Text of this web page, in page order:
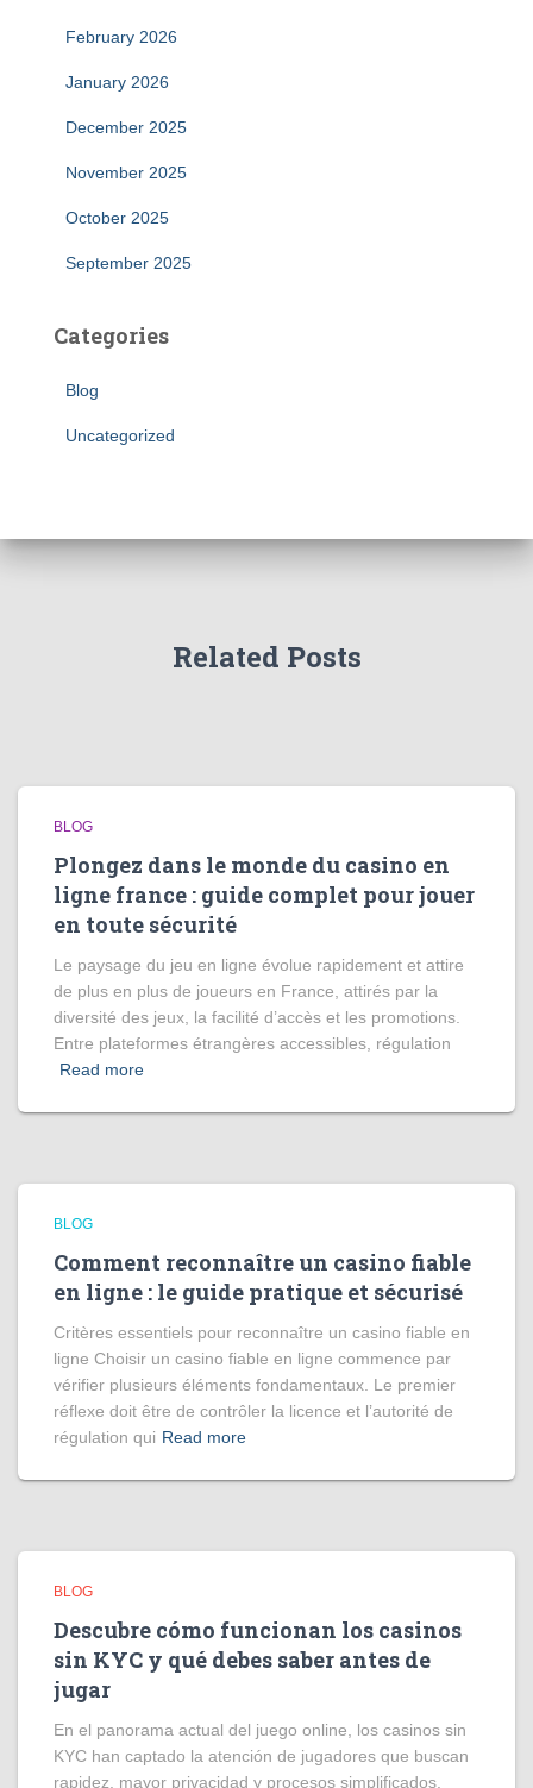
February 2026
January 2026
December 2025
November 2025
October 2025
September 2025
Categories
Blog
Uncategorized
Related Posts
BLOG
Plongez dans le monde du casino en
ligne france : guide complet pour jouer
en toute sécurité
Le paysage du jeu en ligne évolue rapidement et attire
de plus en plus de joueurs en France, attirés par la
diversité des jeux, la facilité d’accès et les promotions.
Entre plateformes étrangères accessibles, régulation
Read more
BLOG
Comment reconnaître un casino fiable
en ligne : le guide pratique et sécurisé
Critères essentiels pour reconnaître un casino fiable en
ligne Choisir un casino fiable en ligne commence par
vérifier plusieurs éléments fondamentaux. Le premier
réflexe doit être de contrôler la licence et l’autorité de
régulation qui Read more
BLOG
Descubre cómo funcionan los casinos
sin KYC y qué debes saber antes de
jugar
En el panorama actual del juego online, los casinos sin
KYC han captado la atención de jugadores que buscan
rapidez, mayor privacidad y procesos simplificados.